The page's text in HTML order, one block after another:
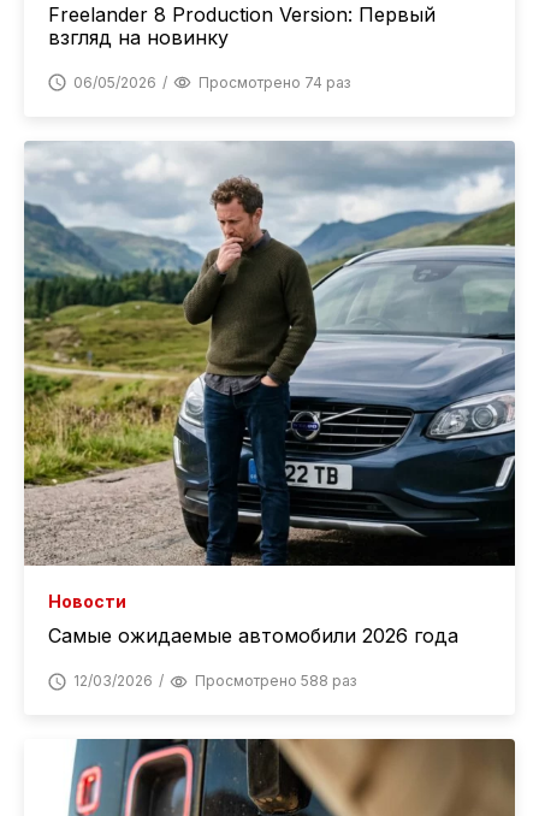
Freelander 8 Production Version: Первый
взгляд на новинку
06/05/2026 Просмотрено 74 раз
Новости
Самые ожидаемые автомобили 2026 года
12/03/2026 Просмотрено 588 раз